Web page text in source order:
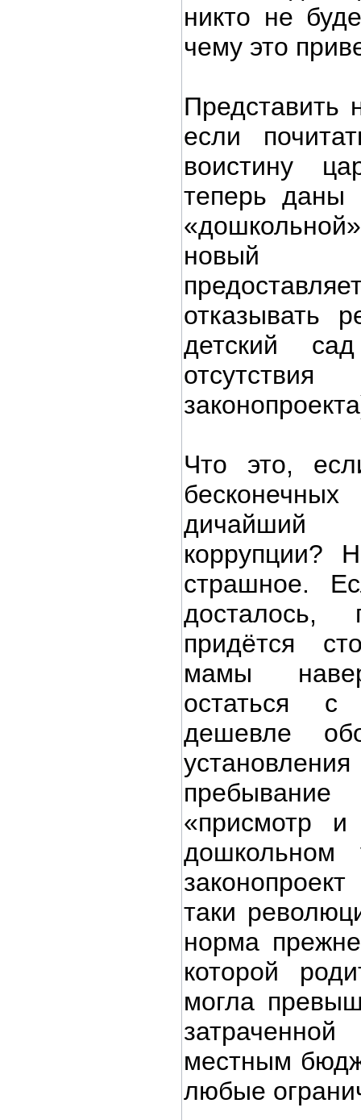
никто не
чему это
Представить
если
воистину
теперь даны
новый
отказывать
детский
Что это,
коррупции?
страшное.
досталось,
придётся
мамы
остаться
дешевле
«присмотр
дошкольном
таки
норма
которой
могла
местным
любые